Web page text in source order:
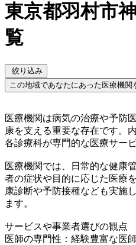
東京都羽村市
覧
絞り込み
この地域であなたにあった医療機関
医療機関は病気の治療や予防
康を支える重要な存在です。
各診療科が専門的な医療サー
医療機関では、日常的な健康
者の症状や目的に応じた医療
康診断や予防接種なども実施
ます。
サービスや事業者選びの観点
医師の専門性：経験豊富な医